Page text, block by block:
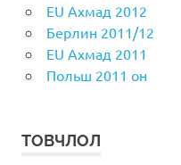
EU Aхмад 2012
Берлин 2011/12
EU Ахмад 2011
Польш 2011 он
ТОВЧЛОЛ